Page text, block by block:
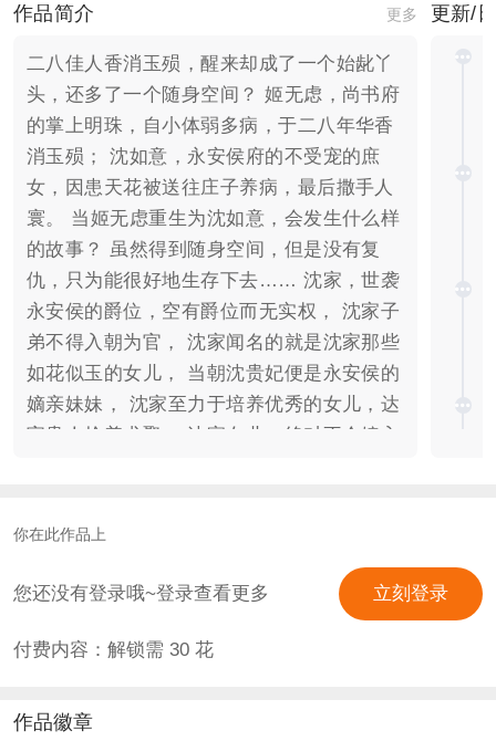
作品简介 更多
二八佳人香消玉殒，醒来却成了一个始龀丫
头，还多了一个随身空间？ 姬无虑，尚书府
的掌上明珠，自小体弱多病，于二八年华香
消玉殒； 沈如意，永安侯府的不受宠的庶
女，因患天花被送往庄子养病，最后撒手人
寰。 当姬无虑重生为沈如意，会发生什么样
的故事？ 虽然得到随身空间，但是没有复
仇，只为能很好地生存下去…… 沈家，世袭
永安侯的爵位，空有爵位而无实权， 沈家子
弟不得入朝为官， 沈家闻名的就是沈家那些
如花似玉的女儿， 当朝沈贵妃便是永安侯的
嫡亲妹妹， 沈家至力于培养优秀的女儿，达
官贵人抢着求娶， 沈家女儿，绝对不会嫁入
姑娘梦寐以求的佳郎。他眼里总会流露出淡
烨，二十有三，当今圣上的第四个儿子，定
安王。十六岁便上战场，奈何屡立战功、骁
勇善战，英勇无比的“战神”，也是大家惧怕
地失踪，传说中的天煞孤星，与皇帝感情淡
更新/
你在此作品上
您还没有登录哦~登录查看更多 立刻登录
付费内容：解锁需 30花
作品徽章